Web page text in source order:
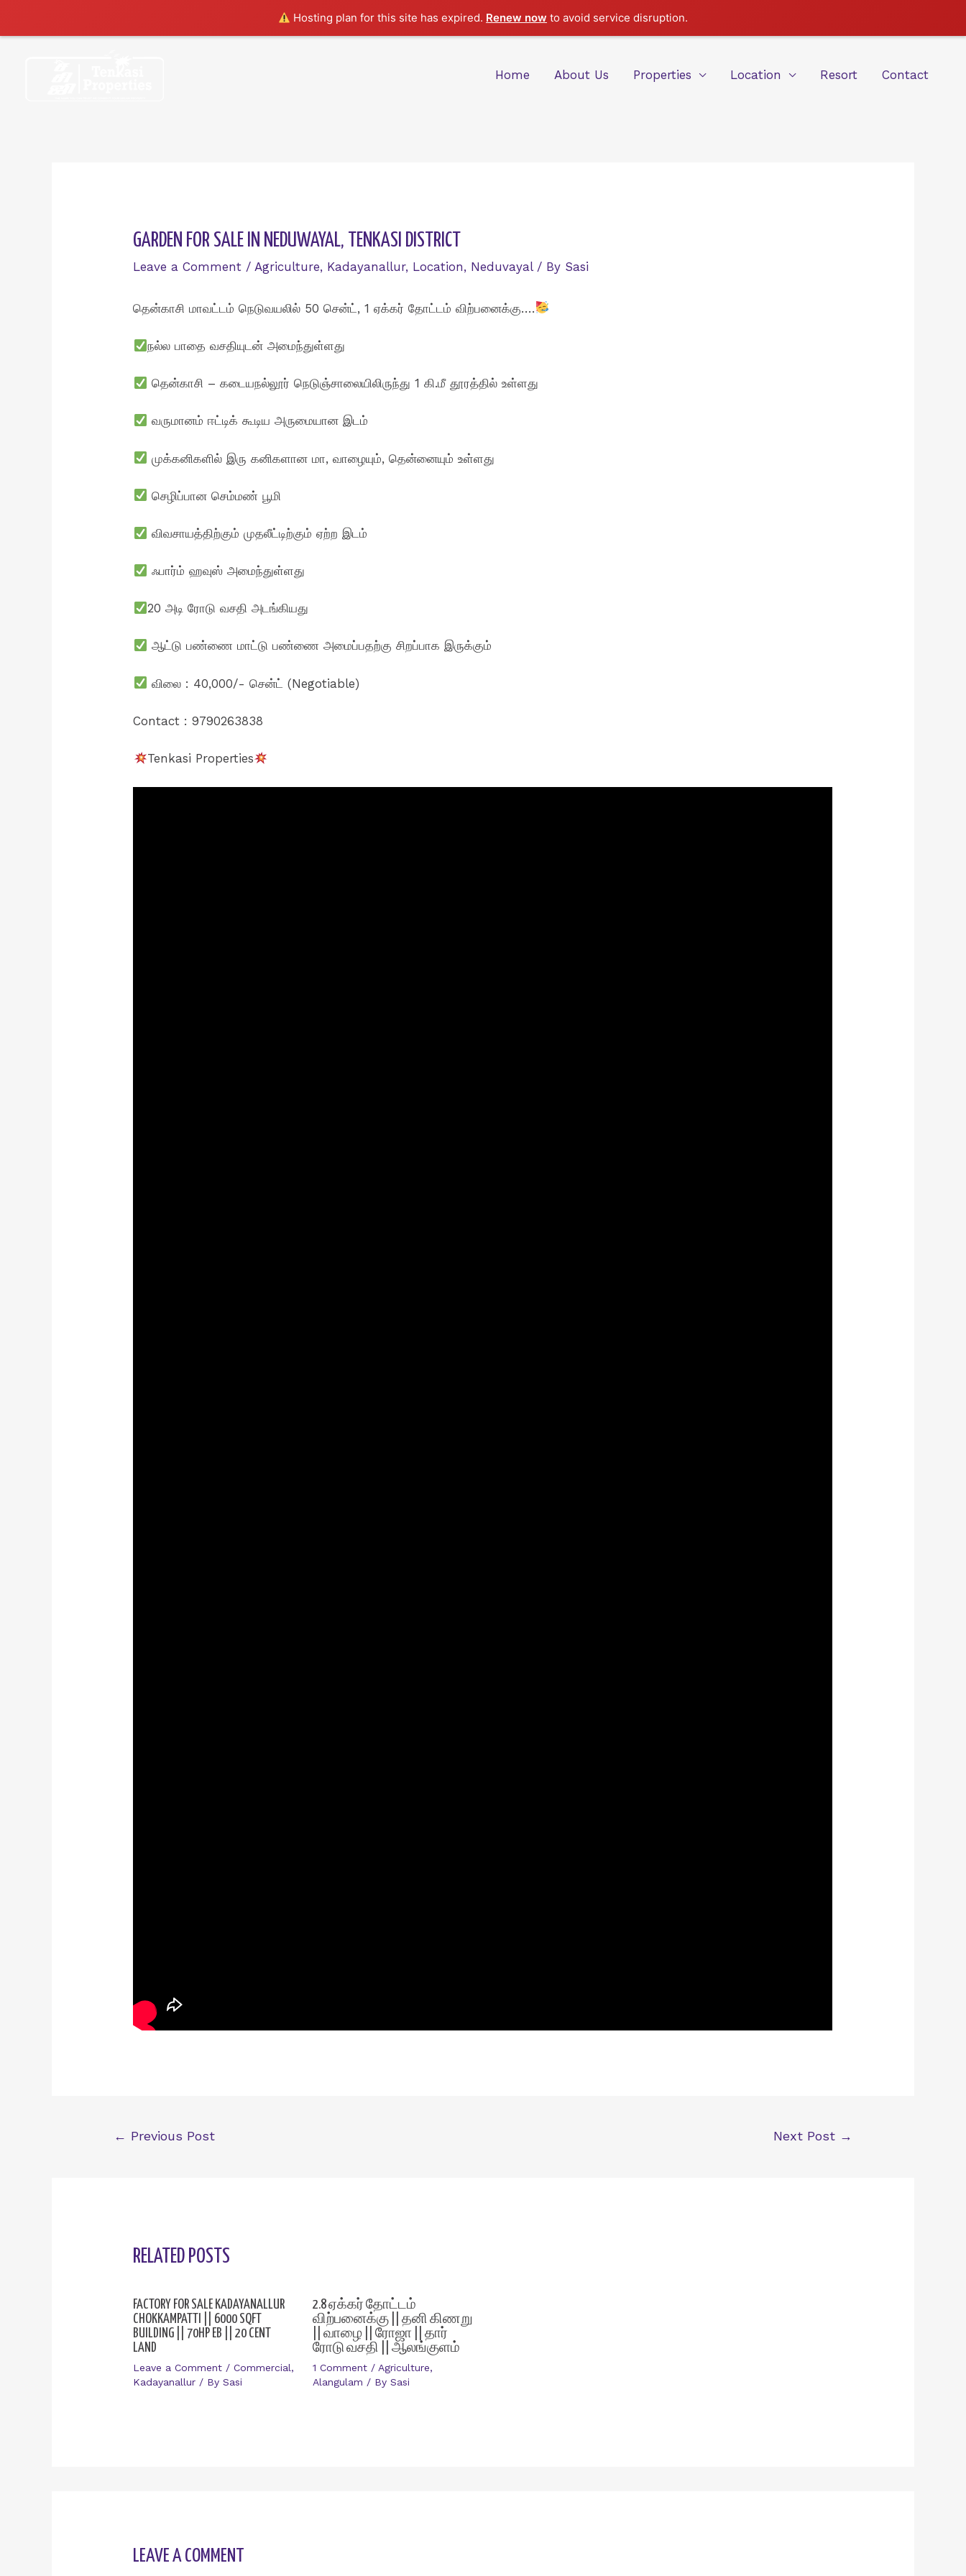
Hosting plan for this site has expired. Renew now to avoid service disruption.
Home About Us Properties Location Resort Contact
GARDEN FOR SALE IN NEDUWAYAL, TENKASI DISTRICT
Leave a Comment / Agriculture, Kadayanallur, Location, Neduvayal/ By Sasi
தென்காசி மாவட்டம் நெடுவயலில் 50 சென்ட், 1 ஏக்கர் தோட்டம் விற்பனைக்கு….
நல்ல பாதை வசதியுடன் அமைந்துள்ளது
தென்காசி – கடையநல்லூர் நெடுஞ்சாலையிலிருந்து 1 கி.மீ தூரத்தில் உள்ளது
வருமானம் ஈட்டிக் கூடிய அருமையான இடம்
முக்கனிகளில் இரு கனிகளான மா, வாழையும், தென்னையும் உள்ளது
செழிப்பான செம்மண் பூமி
விவசாயத்திற்கும் முதலீட்டிற்கும் ஏற்ற இடம்
ஃபார்ம் ஹவுஸ் அமைந்துள்ளது
20 அடி ரோடு வசதி அடங்கியது
ஆட்டு பண்ணை மாட்டு பண்ணை அமைப்பதற்கு சிறப்பாக இருக்கும்
விலை : 40,000/- சென்ட் (Negotiable)
Contact : 9790263838
Tenkasi Properties
← Previous Post Next Post →
RELATED POSTS
FACTORY FOR SALE KADAYANALLUR
CHOKKAMPATTI || 6000 SQFT
BUILDING || 70HP EB || 20 CENT
LAND
Leave a Comment /Commercial,
Kadayanallur / BySasi
2.8 ஏக்கர் தோட்டம்
விற்பனைக்கு || தனி கிணறு
|| வாழை || ரோஜா || தார்
ரோடு வசதி || ஆலங்குளம்
1 Comment / Agriculture,
Alangulam / By Sasi
LEAVE A COMMENT